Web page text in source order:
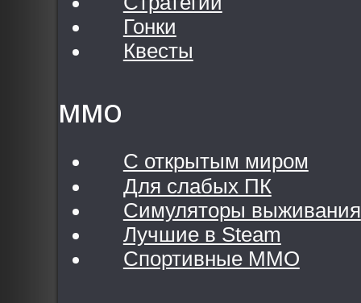
Гонки
Квесты
MMO
С открытым миром
Для слабых ПК
Симуляторы выживания
Лучшие в Steam
Спортивные MMO